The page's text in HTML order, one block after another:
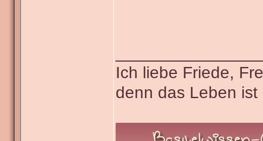
Ich liebe Friede,
denn das Leben